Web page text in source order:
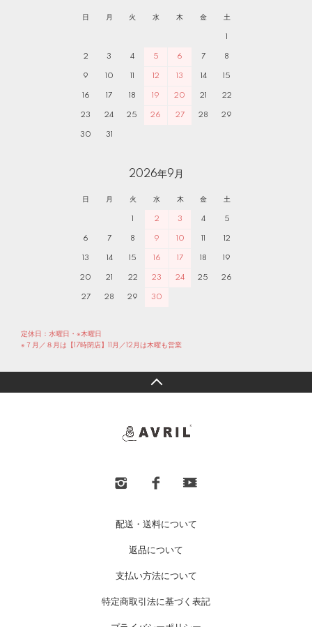
日 月 火 水 木 金 土
1
2 3 4 5 6 7 8
9 10 11 12 13 14 15
16 17 18 19 20 21 22
23 24 25 26 27 28 29
30 31
2026年9月
日 月 火 水 木 金 土
1 2 3 4 5
6 7 8 9 10 11 12
13 14 15 16 17 18 19
20 21 22 23 24 25 26
27 28 29 30
定休日：水曜日・※木曜日
※７月／８月は【17時閉店】11月／12月は木曜も営業
配送・送料について
返品について
支払い方法について
特定商取引法に基づく表記